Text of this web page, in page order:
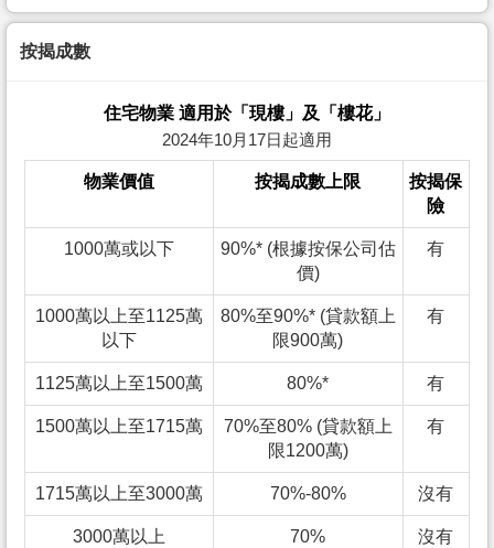
按揭成數
住宅物業 適用於「現樓」及「樓花」
2024年10月17日起適用
物業價值 按揭成數上限
按揭保
險
1000萬或以下
90%* (根據按保公司估
價)
有
1000萬以上至1125萬
以下
80%至90%* (貸款額上
限900萬)
有
1125萬以上至1500萬 80%* 有
1500萬以上至1715萬
70%至80% (貸款額上
限1200萬)
有
1715萬以上至3000萬 70%-80% 沒有
3000萬以上 70% 沒有